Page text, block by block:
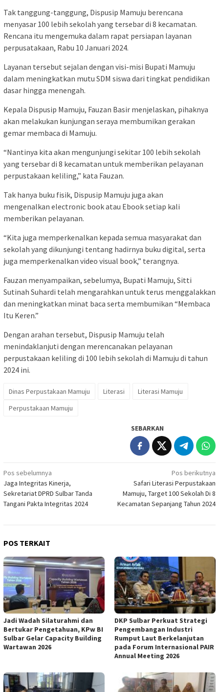
Tak tanggung-tanggung, Dispusip Mamuju berencana
menyasar 100 lebih sekolah yang tersebar di 8 kecamatan.
Rencana itu mengemuka dalam rapat persiapan layanan
perpusatakaan, Rabu 10 Januari 2024.
Layanan tersebut sejalan dengan visi-misi Bupati Mamuju
dalam meningkatkan mutu SDM siswa dari tingkat pendidikan
dasar hingga menengah.
Kepala Dispusip Mamuju, Fauzan Basir menjelaskan, pihaknya
akan melakukan kunjungan seraya membumikan gerakan
gemar membaca di Mamuju.
“Nantinya kita akan mengunjungi sekitar 100 lebih sekolah
yang tersebar di 8 kecamatan untuk memberikan pelayanan
perpustakaan keliling,” kata Fauzan.
Tak hanya buku fisik, Dispusip Mamuju juga akan
mengenalkan electronic book atau Ebook setiap kali
memberikan pelayanan.
“Kita juga memperkenalkan kepada semua masyarakat dan
sekolah yang dikunjungi tentang hadirnya buku digital, serta
juga memperkenalkan video visual book,” terangnya.
Fauzan menyampaikan, sebelumya, Bupati Mamuju, Sitti
Sutinah Suhardi telah mengarahkan untuk terus menggalakkan
dan meningkatkan minat baca serta membumikan “Membaca
Itu Keren.”
Dengan arahan tersebut, Dispusip Mamuju telah
menindaklanjuti dengan merencanakan pelayanan
perpustakaan keliling di 100 lebih sekolah di Mamuju di tahun
2024 ini.
Dinas Perpustakaan Mamuju Literasi
Literasi Mamuju
Perpustakaan Mamuju
SEBARKAN
Navigasi
pos
Pos sebelumnya
Jaga Integritas Kinerja,
Sekretariat DPRD Sulbar Tanda
Tangani Pakta Integritas 2024
Pos berikutnya
Safari Literasi Perpustakaan
Mamuju, Target 100 Sekolah Di 8
Kecamatan Sepanjang Tahun 2024
POS TERKAIT
Jadi Wadah Silaturahmi dan
Bertukar Pengetahuan, KPw BI
Sulbar Gelar Capacity Building
Wartawan 2026
DKP Sulbar Perkuat Strategi
Pengembangan Industri
Rumput Laut Berkelanjutan
pada Forum Internasional PAIR
Annual Meeting 2026